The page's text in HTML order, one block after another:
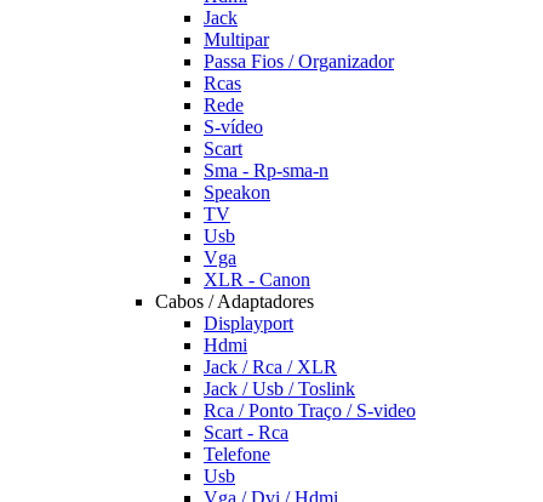
Jack
Multipar
Passa Fios / Organizador
Rcas
Rede
S-vídeo
Scart
Sma - Rp-sma-n
Speakon
TV
Usb
Vga
XLR - Canon
Cabos / Adaptadores
Displayport
Hdmi
Jack / Rca / XLR
Jack / Usb / Toslink
Rca / Ponto Traço / S-video
Scart - Rca
Telefone
Usb
Vga / Dvi / Hdmi